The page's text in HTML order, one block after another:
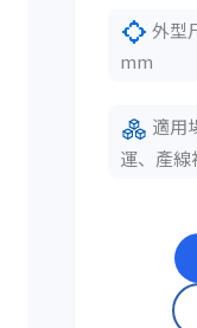
外型
mm
適用
運、產線